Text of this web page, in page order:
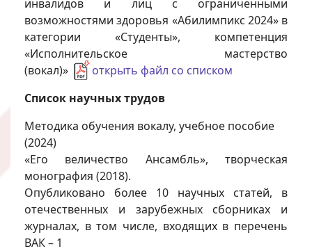
инвалидов и лиц с ограниченными
возможностями здоровья «Абилимпикс 2024» в
категории «Студенты», компетенция
«Исполнительское мастерство
(вокал)»
открыть файл со списком
Список научных трудов
Методика обучения вокалу, учебное пособие
(2024)
«Его величество Ансамбль», творческая
монография (2018).
Опубликовано более 10 научных статей, в
отечественных и зарубежных сборниках и
журналах, в том числе, входящих в перечень
ВАК – 1